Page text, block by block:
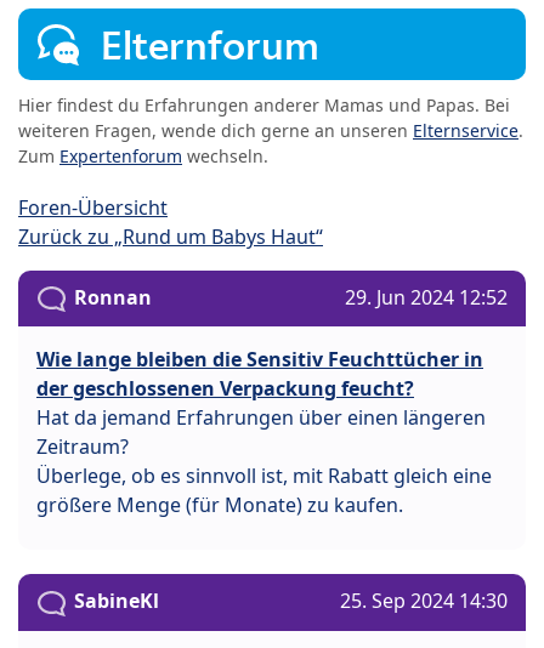
Elternforum
Hier findest du Erfahrungen anderer Mamas und Papas. Bei
weiteren Fragen, wende dich gerne an unseren Elternservice.
Zum Expertenforum wechseln.
Foren-Übersicht
Zurück zu „Rund um Babys Haut“
Ronnan 29. Jun 2024 12:52
Wie lange bleiben die Sensitiv Feuchttücher in
der geschlossenen Verpackung feucht?
Hat da jemand Erfahrungen über einen längeren
Zeitraum?
Überlege, ob es sinnvoll ist, mit Rabatt gleich eine
größere Menge (für Monate) zu kaufen.
SabineKl 25. Sep 2024 14:30